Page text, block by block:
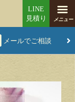
メールでご相談